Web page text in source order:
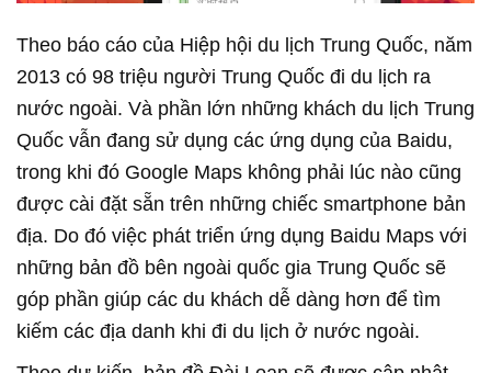
Theo báo cáo của Hiệp hội du lịch Trung Quốc, năm
2013 có 98 triệu người Trung Quốc đi du lịch ra
nước ngoài. Và phần lớn những khách du lịch Trung
Quốc vẫn đang sử dụng các ứng dụng của Baidu,
trong khi đó Google Maps không phải lúc nào cũng
được cài đặt sẵn trên những chiếc smartphone bản
địa. Do đó việc phát triển ứng dụng Baidu Maps với
những bản đồ bên ngoài quốc gia Trung Quốc sẽ
góp phần giúp các du khách dễ dàng hơn để tìm
kiếm các địa danh khi đi du lịch ở nước ngoài.